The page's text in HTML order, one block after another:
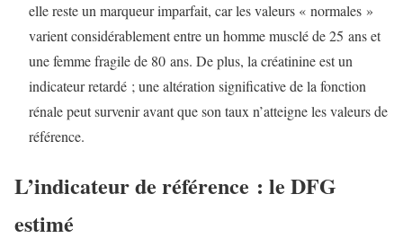
elle reste un marqueur imparfait, car les valeurs « normales »
varient considérablement entre un homme musclé de 25 ans et
une femme fragile de 80 ans. De plus, la créatinine est un
indicateur retardé ; une altération significative de la fonction
rénale peut survenir avant que son taux n’atteigne les valeurs de
référence.
L’indicateur de référence : le DFG
estimé